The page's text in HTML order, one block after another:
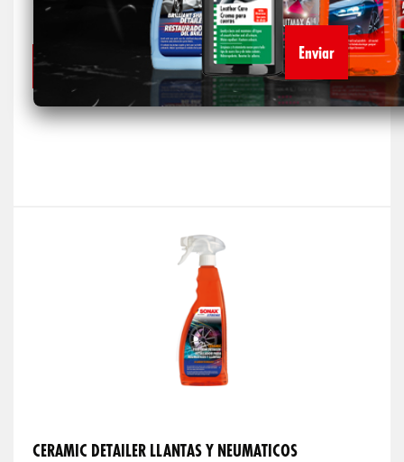
$ 65.250
AÑADIR AL CARRITO
CERAMIC DETAILER LLANTAS Y NEUMATICOS
Alternative: